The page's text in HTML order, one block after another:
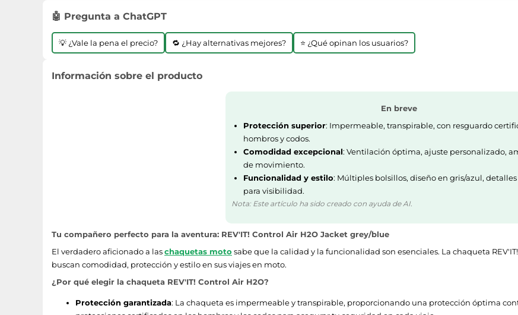
🤖 Pregunta a ChatGPT
💡 ¿Vale la pena el precio? 🔁 ¿Hay alternativas mejores? ⭐ ¿Qué opinan los usuarios?
Información sobre el producto
En breve
Protección superior: Impermeable, transpirable, con resguardo
hombros y codos.
Comodidad excepcional: Ventilación óptima, ajuste personalizado,
de movimiento.
Funcionalidad y estilo: Múltiples bolsillos, diseño en gris/azul,
para visibilidad.
Nota: Este artículo ha sido creado con ayuda de AI.
Tu compañero perfecto para la aventura: REV'IT! Control Air H2O Jacket grey/blue
El verdadero aficionado a laschaquetas moto sabe que la calidad y la funcionalidad son esenciales. La chaqueta
buscan comodidad, protección y estilo en sus viajes en moto.
¿Por qué elegir la chaqueta REV'IT! Control Air H2O?
Protección garantizada: La chaqueta es impermeable y transpirable, proporcionando una protección óptima